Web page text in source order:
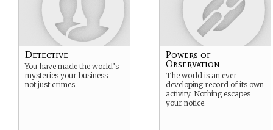
Detective
You have made the world’s
mysteries your business—
not just crimes.
Powers of
Observation
The world is an ever-
developing record of its own
activity. Nothing escapes
your notice.